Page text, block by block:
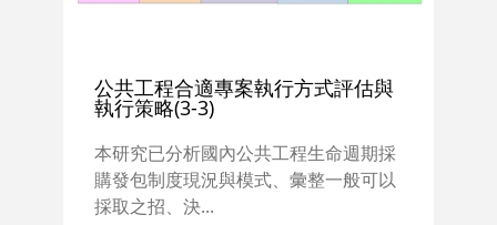
公共工程合適專案執行方式評估與
執行策略(3-3)
本研究已分析國內公共工程生命週期採
購發包制度現況與模式、彙整一般可以
採取之招、決...